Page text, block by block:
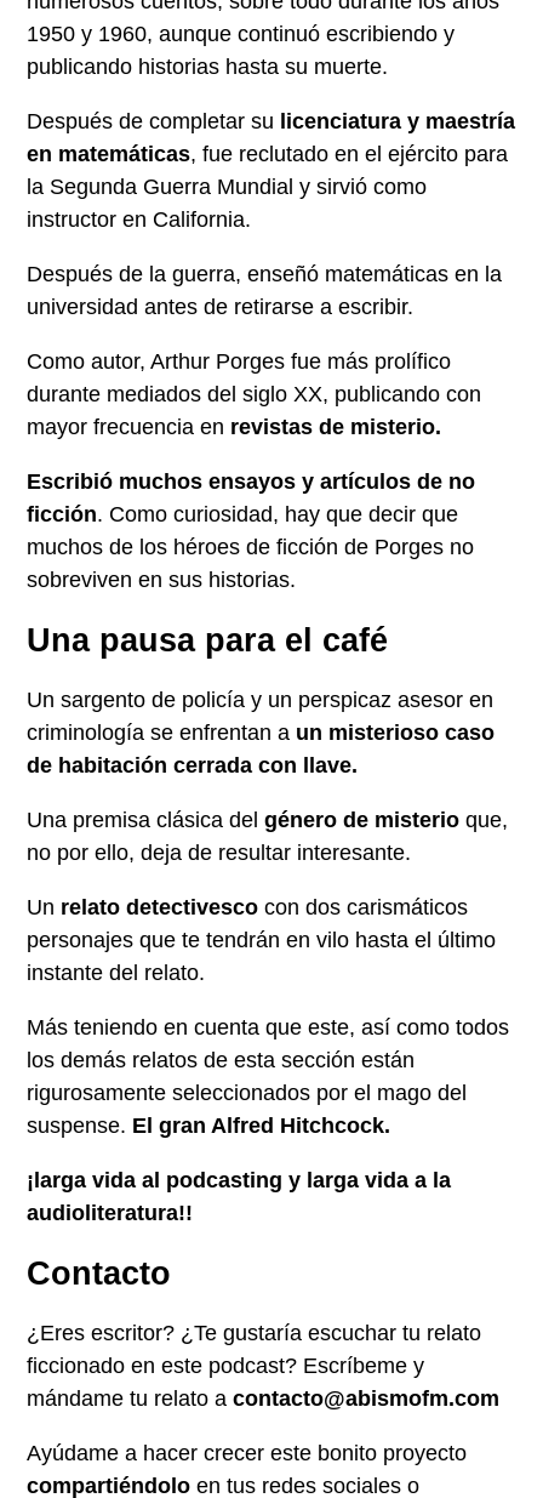
1950 y 1960, aunque continuó escribiendo y
publicando historias hasta su muerte.
Después de completar su licenciatura y maestría
en matemáticas, fue reclutado en el ejército para
la Segunda Guerra Mundial y sirvió como
instructor en California.
Después de la guerra, enseñó matemáticas en la
universidad antes de retirarse a escribir.
Como autor, Arthur Porges fue más prolífico
durante mediados del siglo XX, publicando con
mayor frecuencia en revistas de misterio.
Escribió muchos ensayos y artículos de no
ficción. Como curiosidad, hay que decir que
muchos de los héroes de ficción de Porges no
sobreviven en sus historias.
Una pausa para el café
Un sargento de policía y un perspicaz asesor en
criminología se enfrentan a un misterioso caso
de habitación cerrada con llave.
Una premisa clásica delgénero de misterio que,
no por ello, deja de resultar interesante.
Un relato detectivesco con dos carismáticos
personajes que te tendrán en vilo hasta el último
instante del relato.
Más teniendo en cuenta que este, así como todos
los demás relatos de esta sección están
rigurosamente seleccionados por el mago del
suspense. El gran Alfred Hitchcock.
¡larga vida al podcasting y larga vida a la
audioliteratura!!
Contacto
¿Eres escritor? ¿Te gustaría escuchar tu relato
ficcionado en este podcast? Escríbeme y
mándame tu relato acontacto@abismofm.com
Ayúdame a hacer crecer este bonito proyecto
compartiéndolo en tus redes sociales o